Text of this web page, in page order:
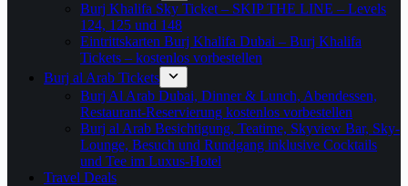
Burj Khalifa Sky Ticket – SKIP THE LINE – Levels
124, 125 und 148
Eintrittskarten Burj Khalifa Dubai – Burj Khalifa
Tickets – kostenlos vorbestellen
Burj al Arab Tickets
Burj Al Arab Dubai, Dinner & Lunch, Abendessen,
Restaurant-Reservierung kostenlos vorbestellen
Burj al Arab Besichtigung, Teatime, Skyview Bar, Sky-
Lounge, Besuch und Rundgang inklusive Cocktails
und Tee im Luxus-Hotel
Travel Deals